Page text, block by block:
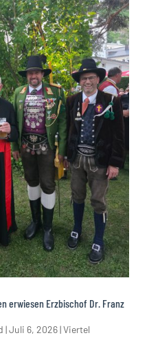
erwiesen Erzbischof Dr. Franz
|Juli 6, 2026|Viertel